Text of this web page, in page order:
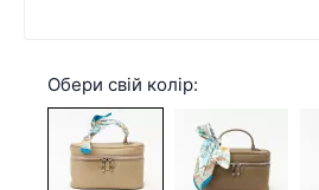
Обери свій колір: